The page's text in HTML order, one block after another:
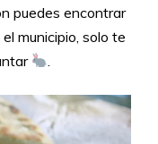
puedes encontrar
municipio, solo te